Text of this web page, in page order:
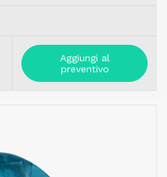
Aggiungi al
preventivo